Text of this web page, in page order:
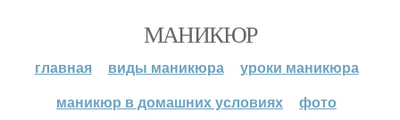
МАНИКЮР
главная виды маникюра
уроки маникюра
маникюр в домашних условиях
фото